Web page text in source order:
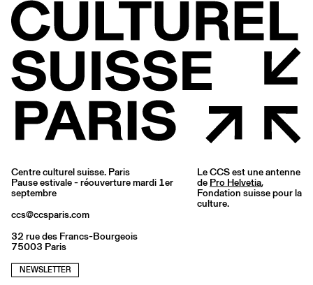
Centre culturel suisse. Paris
Pause estivale - réouverture mardi 1er
septembre
ccs@ccsparis.com
32 rue des Francs-Bourgeois
75003 Paris
NEWSLETTER
Le CCS est une antenne
de Pro Helvetia,
Fondation suisse pour la
culture.